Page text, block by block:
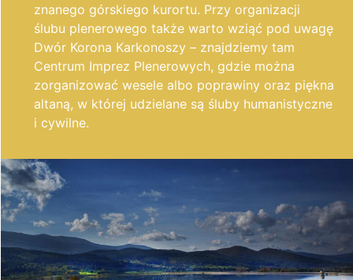
znanego górskiego kurortu. Przy organizacji
ślubu plenerowego także warto wziąć pod uwagę
Dwór Korona Karkonoszy – znajdziemy tam
Centrum Imprez Plenerowych, gdzie można
zorganizować wesele albo poprawiny oraz piękna
altaną, w której udzielane są śluby humanistyczne
i cywilne.